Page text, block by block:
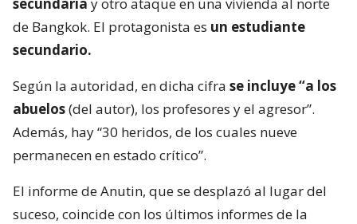
de Bangkok. El protagonista es un estudiante
secundario.
Según la autoridad, en dicha cifra se incluye “a los
abuelos(del autor), los profesores y el agresor”.
Además, hay “30 heridos, de los cuales nueve
permanecen en estado crítico”.
El informe de Anutin, que se desplazó al lugar del
suceso, coincide con los últimos informes de la